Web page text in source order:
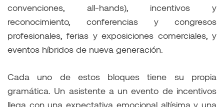
convenciones, all-hands), incentivos y
reconocimiento, conferencias y congresos
profesionales, ferias y exposiciones comerciales, y
eventos híbridos de nueva generación.
Cada uno de estos bloques tiene su propia
gramática. Un asistente a un evento de incentivos
llega con una expectativa emocional altísima y una